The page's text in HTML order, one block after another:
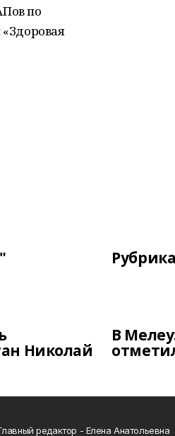
по
Николай
В
редактор - Елена Анатольевна